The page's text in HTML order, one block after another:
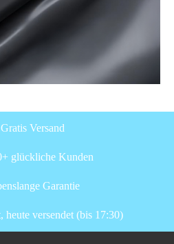
Gratis Versand
glückliche Kunden
Garantie
heute versendet (bis 17:30)